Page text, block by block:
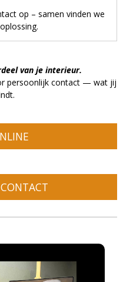
op – samen vinden we
van je interieur.
persoonlijk contact — wat jij